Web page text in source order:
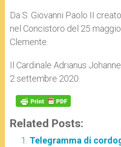
Da S. Giovanni Paolo II
nel Concistoro del 25
Clemente.
Il Cardinale Adrianus
2 settembre 2020.
Related Posts:
Telegramma di